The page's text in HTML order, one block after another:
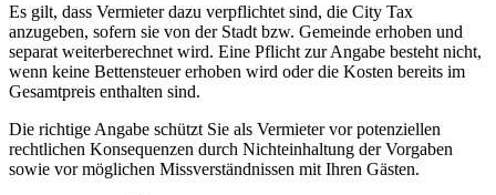
Es gilt, dass Vermieter dazu verpflichtet sind, die City Tax
anzugeben, sofern sie von der Stadt bzw. Gemeinde erhoben und
separat weiterberechnet wird. Eine Pflicht zur Angabe besteht nicht,
wenn keine Bettensteuer erhoben wird oder die Kosten bereits im
Gesamtpreis enthalten sind.
Die richtige Angabe schützt Sie als Vermieter vor potenziellen
rechtlichen Konsequenzen durch Nichteinhaltung der Vorgaben
sowie vor möglichen Missverständnissen mit Ihren Gästen.